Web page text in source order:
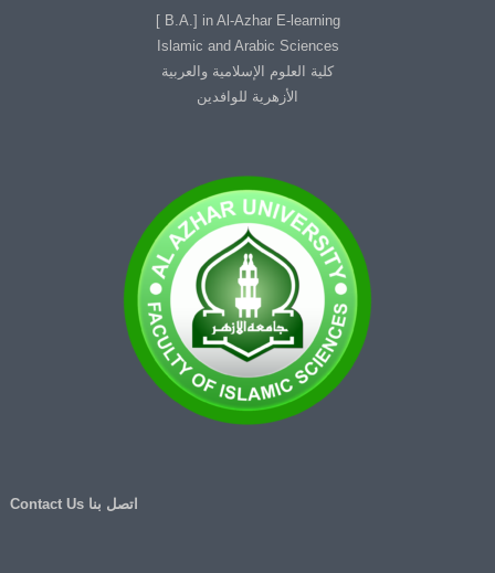
B.A.] in Al-Azhar E-learning ]
Islamic and Arabic Sciences
كلية العلوم الإسلامية والعربية
الأزهرية للوافدين
اتصل بنا Contact Us